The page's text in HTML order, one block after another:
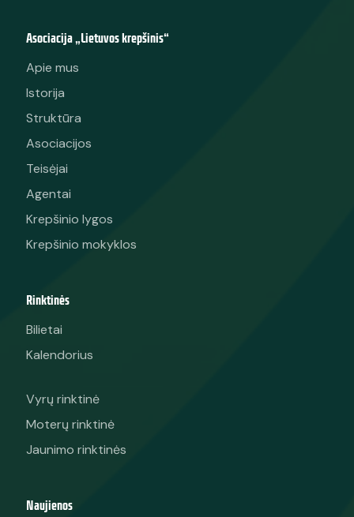
Asociacija „Lietuvos krepšinis“
Apie mus
Istorija
Struktūra
Asociacijos
Teisėjai
Agentai
Krepšinio lygos
Krepšinio mokyklos
Rinktinės
Bilietai
Kalendorius
Vyrų rinktinė
Moterų rinktinė
Jaunimo rinktinės
Naujienos